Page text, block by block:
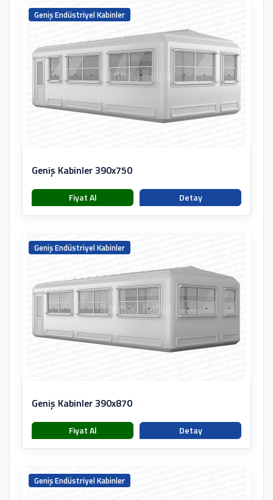
Geniş Endüstriyel Kabinler
Geniş Kabinler 390x750
Fiyat Al Detay
Geniş Endüstriyel Kabinler
Geniş Kabinler 390x870
Fiyat Al Detay
Geniş Endüstriyel Kabinler